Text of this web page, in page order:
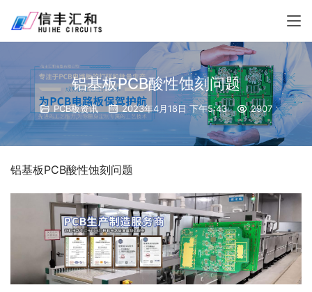
铝基板PCB酸性蚀刻问题
PCB板资讯 2023年4月18日 下午5:43 2907
铝基板PCB酸性蚀刻问题